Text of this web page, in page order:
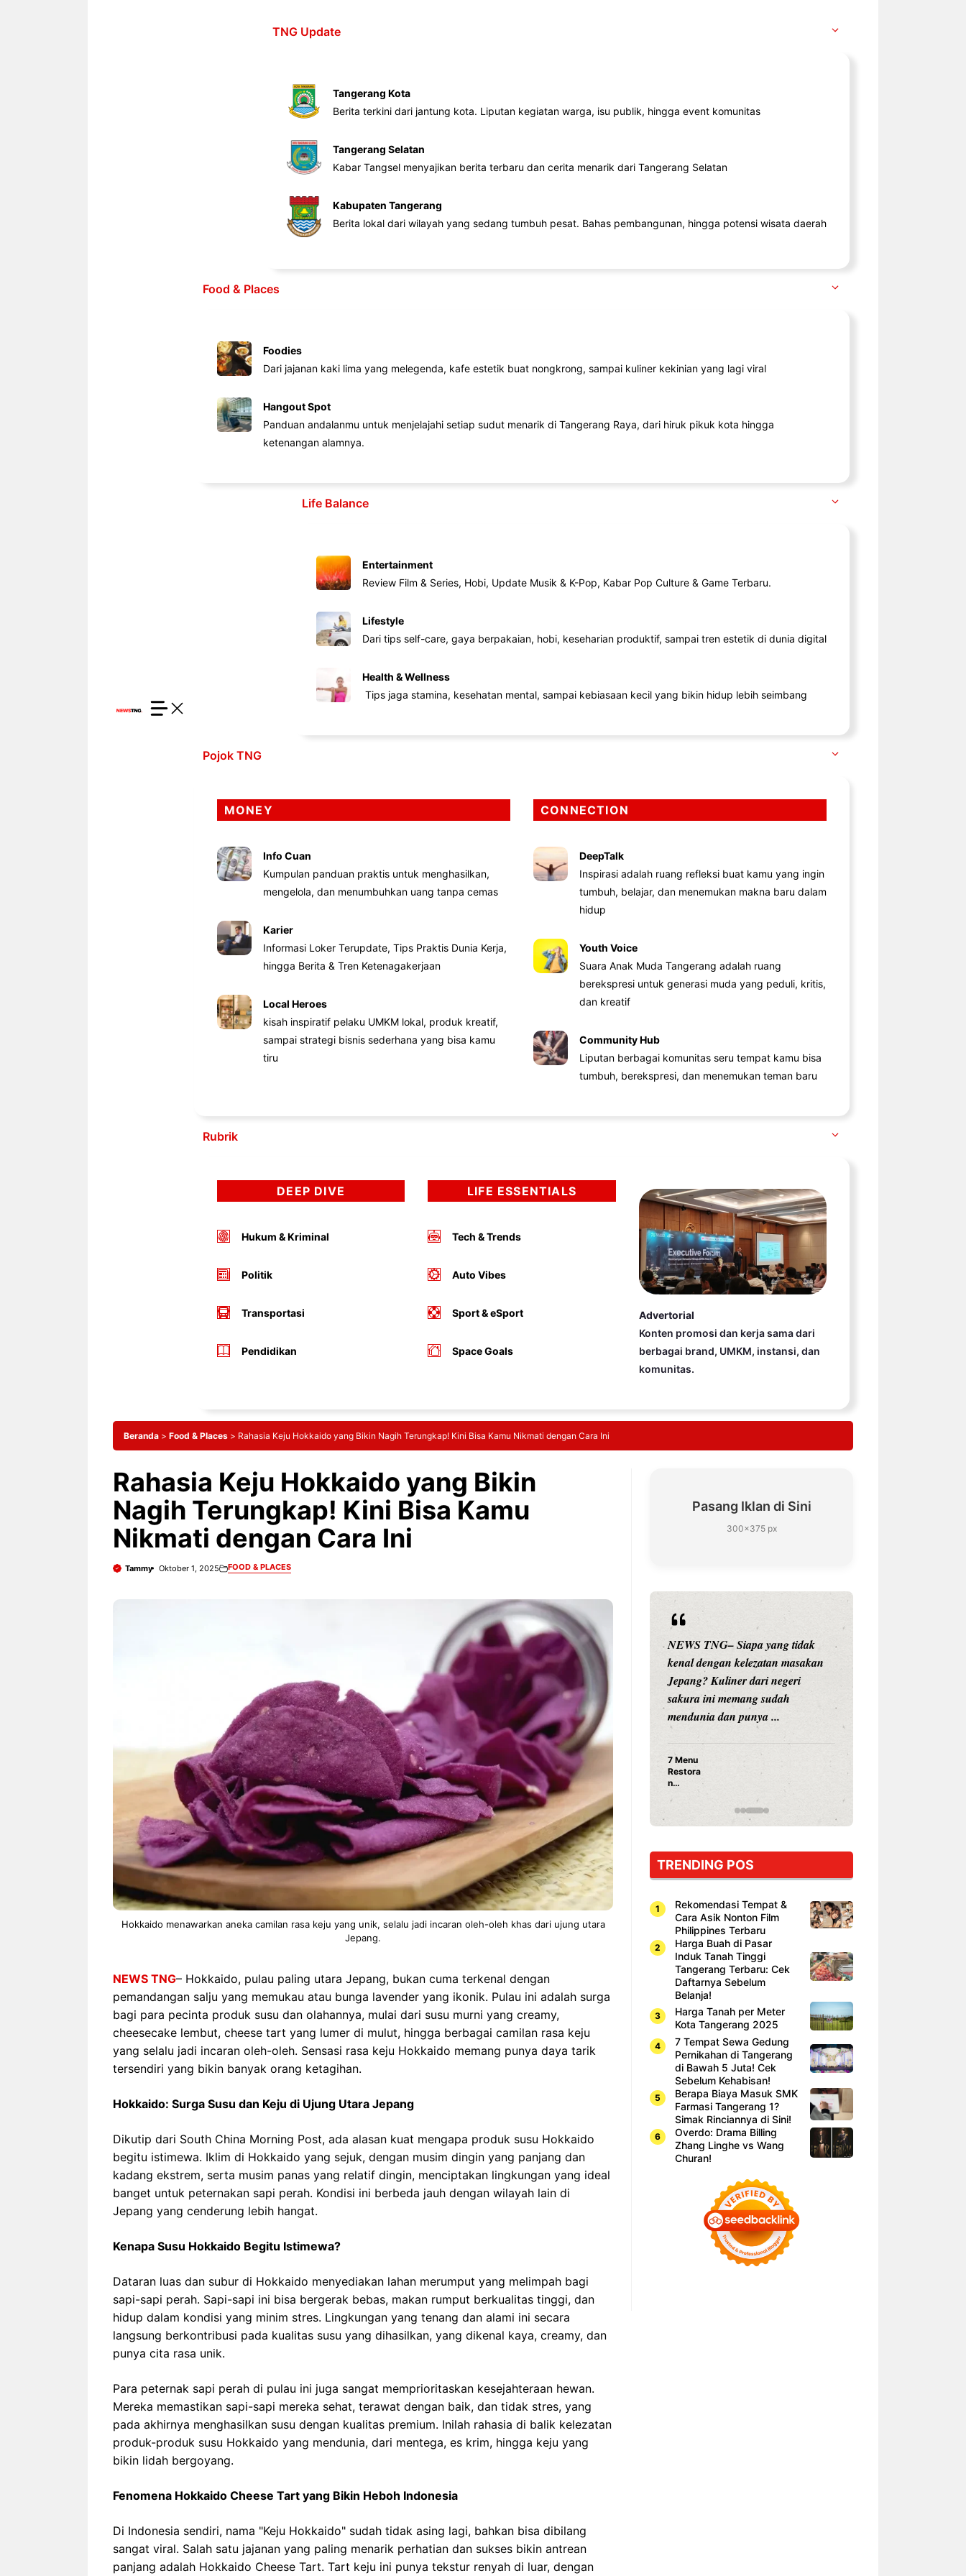
TNG Update
Tangerang Kota
Berita terkini dari jantung kota. Liputan kegiatan warga, isu publik, hingga event komunitas
Tangerang Selatan
Kabar Tangsel menyajikan berita terbaru dan cerita menarik dari Tangerang Selatan
Kabupaten Tangerang
Berita lokal dari wilayah yang sedang tumbuh pesat. Bahas pembangunan, hingga potensi wisata daerah
Food & Places
Foodies
Dari jajanan kaki lima yang melegenda, kafe estetik buat nongkrong, sampai kuliner kekinian yang lagi viral
Hangout Spot
Panduan andalanmu untuk menjelajahi setiap sudut menarik di Tangerang Raya, dari hiruk pikuk kota hingga
ketenangan alamnya.
Life Balance
Entertainment
Review Film & Series, Hobi, Update Musik & K-Pop, Kabar Pop Culture & Game Terbaru.
Lifestyle
Dari tips self-care, gaya berpakaian, hobi, keseharian produktif, sampai tren estetik di dunia digital
Health & Wellness
Tips jaga stamina, kesehatan mental, sampai kebiasaan kecil yang bikin hidup lebih seimbang
Pojok TNG
MONEY
Info Cuan
Kumpulan panduan praktis untuk menghasilkan,
mengelola, dan menumbuhkan uang tanpa cemas
Karier
Informasi Loker Terupdate, Tips Praktis Dunia Kerja,
hingga Berita & Tren Ketenagakerjaan
Local Heroes
kisah inspiratif pelaku UMKM lokal, produk kreatif,
sampai strategi bisnis sederhana yang bisa kamu
tiru
CONNECTION
DeepTalk
Inspirasi adalah ruang refleksi buat kamu yang ingin
tumbuh, belajar, dan menemukan makna baru dalam
hidup
Youth Voice
Suara Anak Muda Tangerang adalah ruang
berekspresi untuk generasi muda yang peduli, kritis,
dan kreatif
Community Hub
Liputan berbagai komunitas seru tempat kamu bisa
tumbuh, berekspresi, dan menemukan teman baru
Rubrik
DEEP DIVE
Hukum & Kriminal
Politik
Transportasi
Pendidikan
LIFE ESSENTIALS
Tech & Trends
Auto Vibes
Sport & eSport
Space Goals
Advertorial
Konten promosi dan kerja sama dari
berbagai brand, UMKM, instansi, dan
komunitas.
Beranda > Food & Places > Rahasia Keju Hokkaido yang Bikin Nagih Terungkap! Kini Bisa Kamu Nikmati dengan Cara Ini
Rahasia Keju Hokkaido yang Bikin
Nagih Terungkap! Kini Bisa Kamu
Nikmati dengan Cara Ini
Tammy Oktober 1, 2025 FOOD & PLACES
Hokkaido menawarkan aneka camilan rasa keju yang unik, selalu jadi incaran oleh-oleh khas dari ujung utara
Jepang.
NEWS TNG– Hokkaido, pulau paling utara Jepang, bukan cuma terkenal dengan
pemandangan salju yang memukau atau bunga lavender yang ikonik. Pulau ini adalah surga
bagi para pecinta produk susu dan olahannya, mulai dari susu murni yang creamy,
cheesecake lembut, cheese tart yang lumer di mulut, hingga berbagai camilan rasa keju
yang selalu jadi incaran oleh-oleh. Sensasi rasa keju Hokkaido memang punya daya tarik
tersendiri yang bikin banyak orang ketagihan.
Hokkaido: Surga Susu dan Keju di Ujung Utara Jepang
Dikutip dari South China Morning Post, ada alasan kuat mengapa produk susu Hokkaido
begitu istimewa. Iklim di Hokkaido yang sejuk, dengan musim dingin yang panjang dan
kadang ekstrem, serta musim panas yang relatif dingin, menciptakan lingkungan yang ideal
banget untuk peternakan sapi perah. Kondisi ini berbeda jauh dengan wilayah lain di
Jepang yang cenderung lebih hangat.
Kenapa Susu Hokkaido Begitu Istimewa?
Dataran luas dan subur di Hokkaido menyediakan lahan merumput yang melimpah bagi
sapi-sapi perah. Sapi-sapi ini bisa bergerak bebas, makan rumput berkualitas tinggi, dan
hidup dalam kondisi yang minim stres. Lingkungan yang tenang dan alami ini secara
langsung berkontribusi pada kualitas susu yang dihasilkan, yang dikenal kaya, creamy, dan
punya cita rasa unik.
Para peternak sapi perah di pulau ini juga sangat memprioritaskan kesejahteraan hewan.
Mereka memastikan sapi-sapi mereka sehat, terawat dengan baik, dan tidak stres, yang
pada akhirnya menghasilkan susu dengan kualitas premium. Inilah rahasia di balik kelezatan
produk-produk susu Hokkaido yang mendunia, dari mentega, es krim, hingga keju yang
bikin lidah bergoyang.
Fenomena Hokkaido Cheese Tart yang Bikin Heboh Indonesia
Di Indonesia sendiri, nama "Keju Hokkaido" sudah tidak asing lagi, bahkan bisa dibilang
sangat viral. Salah satu jajanan yang paling menarik perhatian dan sukses bikin antrean
panjang adalah Hokkaido Cheese Tart. Tart keju ini punya tekstur renyah di luar, dengan
Pasang Iklan di Sini
300×375 px
Nunung Srimulat & Vicky
Prasetyo Buka Restoran
Ayam Panggang! Cuma Rp
2026, restoran all you can eat
Kakkoii All You Can Eat Bandung
menghadirkan ...
Sambut 2026, Kakkoii
Bandung Hadirkan Pesta All
You Can Eat Mulai Rp
145.000
NEWS TNG– Pernah gak sih
kamu mulai ngerjain sesuatu cuma
buat iseng-iseng, eh ternyata malah
jadi peluang bisnis yang
menguntungkan? ...
Dari Iseng Jadi Cuan: Kisah
TUM_ATUL yang Ubah
Hampers Jadi Bisnis Kece
NEWS TNG– Siapa yang tidak
kenal dengan kelezatan masakan
Jepang? Kuliner dari negeri
sakura ini memang sudah
mendunia dan punya ...
7 Menu
Restora
n
yang
Dicoba,
Cuma
Sushi!
TRENDING POS
Rekomendasi Tempat &
Cara Asik Nonton Film
Philippines Terbaru
Harga Buah di Pasar
Induk Tanah Tinggi
Tangerang Terbaru: Cek
Daftarnya Sebelum
Belanja!
Harga Tanah per Meter
Kota Tangerang 2025
7 Tempat Sewa Gedung
Pernikahan di Tangerang
di Bawah 5 Juta! Cek
Sebelum Kehabisan!
Berapa Biaya Masuk SMK
Farmasi Tangerang 1?
Simak Rinciannya di Sini!
Overdo: Drama Billing
Zhang Linghe vs Wang
Churan!